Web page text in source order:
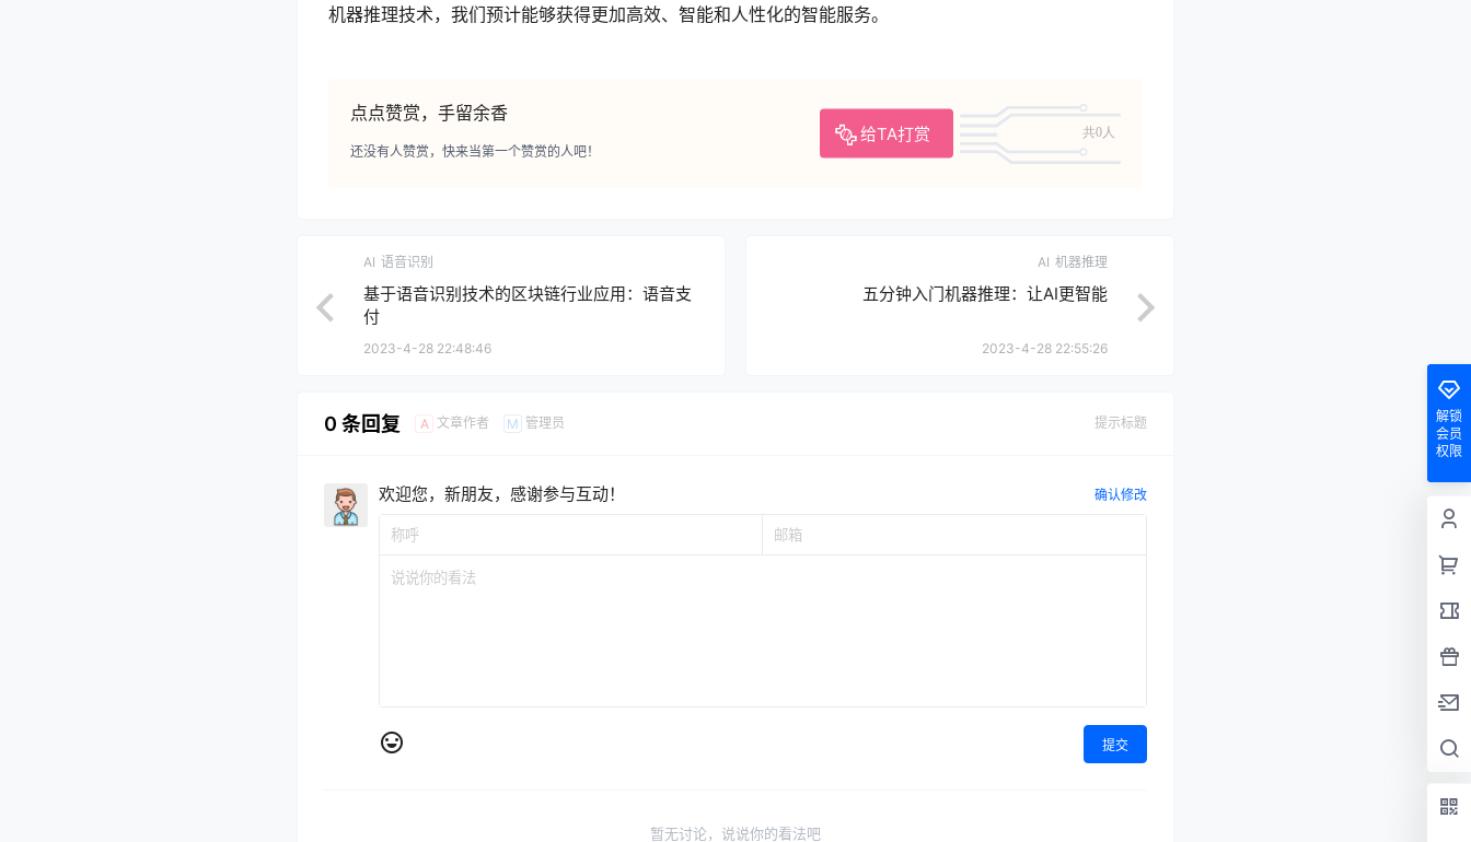
机器推理技术，我们预计能够获得更加高效、智能和人性化的智能服务。
点点赞赏，手留余香
给TA打赏 共0人
还没有人赞赏，快来当第一个赞赏的人吧！
AI 语音识别
基于语音识别技术的区块链行业应用：语音支
付
2023-4-28 22:48:46
AI 机器推理
五分钟入门机器推理：让AI更智能
2023-4-28 22:55:26
0 条回复 A 文章作者 M 管理员 提示标题
欢迎您，新朋友，感谢参与互动！ 确认修改
提交
暂无讨论，说说你的看法吧
解锁
会员
权限